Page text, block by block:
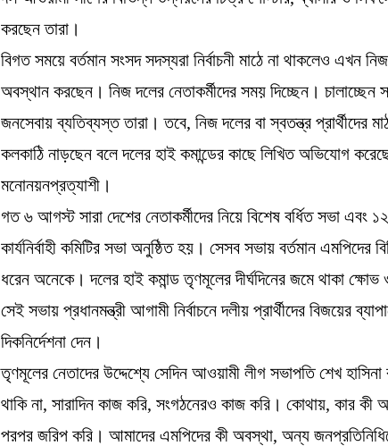
করছেন তারা।
বিগত সময়ে বর্তমান সংসদ সদস্যরা নির্বাচনী মাঠে না থাকলেও এখন
অবস্থান করছেন। নিজ দলের নেতাকর্মীদের সময় দিচ্ছেন। চালাচ্ছেন
জনসেবায় ব্যতিব্যস্ত তারা। তবে, নিজ দলের বা স্বতন্ত্র প্রার্থীদের
কলকাঠি নাড়ছেন বলে দলের হাই কমান্ডের কাছে লিখিত অভিযোগ
মনোনয়নপ্রত্যাশী।
গত ৬ আগস্ট সারা দেশের নেতাকর্মীদের নিয়ে বিশেষ বর্ধিত সভা
কার্যনির্বাহী কমিটির সভা অনুষ্ঠিত হয়। সেসব সভায় বর্তমান এমপিদের
ধরেন অনেকে। দলের হাই কমান্ড তৃণমূলের দীর্ঘদিনের জমে থাকা
সেই সভায় প্রধানমন্ত্রী আগামী নির্বাচনে দলীয় প্রার্থীদের বিজয়ের
দিকনির্দেশনা দেন।
তৃণমূলের নেতাদের উদ্দেশ্যে সেদিন আওয়ামী লীগ সভাপতি শেখ
থাকি না, সারাদিন কাজ করি, সংগঠনেরও কাজ করি। কোথায়, কার কী
পরপর জরিপ করি। আমাদের এমপিদের কী অবস্থা, অন্য